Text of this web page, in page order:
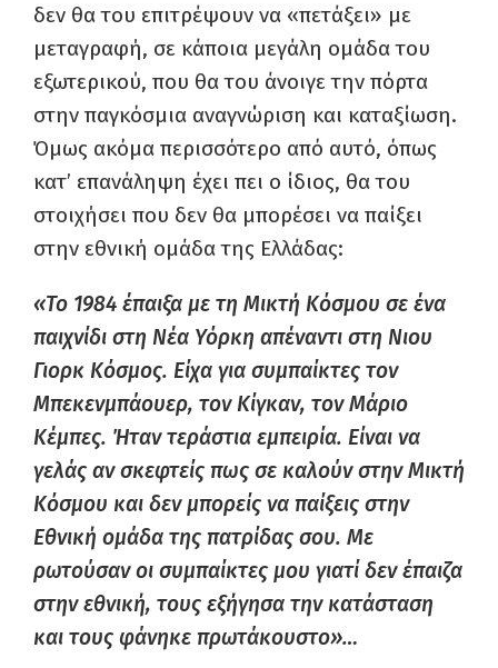
δεν θα του επιτρέψουν να «πετάξει» με
μεταγραφή, σε κάποια μεγάλη ομάδα του
εξωτερικού, που θα του άνοιγε την πόρτα
στην παγκόσμια αναγνώριση και καταξίωση.
Όμως ακόμα περισσότερο από αυτό, όπως
κατ’ επανάληψη έχει πει ο ίδιος, θα του
στοιχήσει που δεν θα μπορέσει να παίξει
στην εθνική ομάδα της Ελλάδας:
«Το 1984 έπαιξα με τη Μικτή Κόσμου σε ένα
παιχνίδι στη Νέα Υόρκη απέναντι στη Νιου
Γιορκ Κόσμος. Είχα για συμπαίκτες τον
Μπεκενμπάουερ, τον Κίγκαν, τον Μάριο
Κέμπες. Ήταν τεράστια εμπειρία. Είναι να
γελάς αν σκεφτείς πως σε καλούν στην Μικτή
Κόσμου και δεν μπορείς να παίξεις στην
Εθνική ομάδα της πατρίδας σου. Με
ρωτούσαν οι συμπαίκτες μου γιατί δεν έπαιζα
στην εθνική, τους εξήγησα την κατάσταση
και τους φάνηκε πρωτάκουστο»…